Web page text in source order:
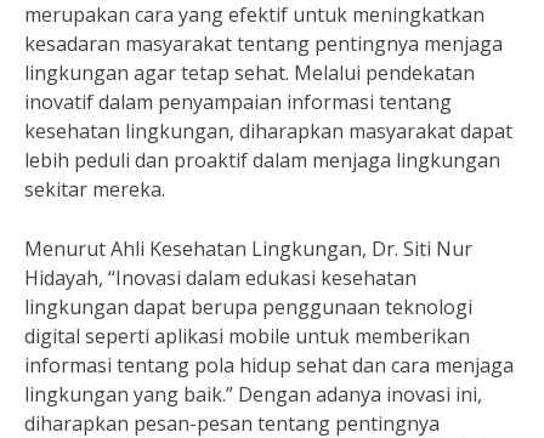
merupakan cara yang efektif untuk meningkatkan
kesadaran masyarakat tentang pentingnya menjaga
lingkungan agar tetap sehat. Melalui pendekatan
inovatif dalam penyampaian informasi tentang
kesehatan lingkungan, diharapkan masyarakat dapat
lebih peduli dan proaktif dalam menjaga lingkungan
sekitar mereka.
Menurut Ahli Kesehatan Lingkungan, Dr. Siti Nur
Hidayah, “Inovasi dalam edukasi kesehatan
lingkungan dapat berupa penggunaan teknologi
digital seperti aplikasi mobile untuk memberikan
informasi tentang pola hidup sehat dan cara menjaga
lingkungan yang baik.” Dengan adanya inovasi ini,
diharapkan pesan-pesan tentang pentingnya